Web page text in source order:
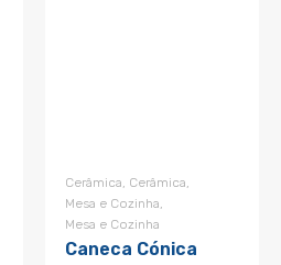
Cerâmica, Cerâmica,
Mesa e Cozinha,
Mesa e Cozinha
Caneca Cónica